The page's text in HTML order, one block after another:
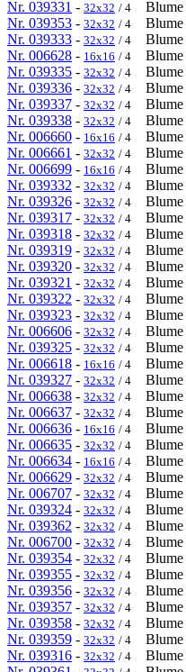
Nr. 039331 - 32x32 / 4 Blume
Nr. 039353 - 32x32 / 4 Blume
Nr. 039333 - 32x32 / 4 Blume
Nr. 006628 - 16x16 / 4 Blume
Nr. 039335 - 32x32 / 4 Blume
Nr. 039336 - 32x32 / 4 Blume
Nr. 039337 - 32x32 / 4 Blume
Nr. 039338 - 32x32 / 4 Blume
Nr. 006660 - 16x16 / 4 Blume
Nr. 006661 - 32x32 / 4 Blume
Nr. 006699 - 16x16 / 4 Blume
Nr. 039332 - 32x32 / 4 Blume
Nr. 039326 - 32x32 / 4 Blume
Nr. 039317 - 32x32 / 4 Blume
Nr. 039318 - 32x32 / 4 Blume
Nr. 039319 - 32x32 / 4 Blume
Nr. 039320 - 32x32 / 4 Blume
Nr. 039321 - 32x32 / 4 Blume
Nr. 039322 - 32x32 / 4 Blume
Nr. 039323 - 32x32 / 4 Blume
Nr. 006606 - 32x32 / 4 Blume
Nr. 039325 - 32x32 / 4 Blume
Nr. 006618 - 16x16 / 4 Blume
Nr. 039327 - 32x32 / 4 Blume
Nr. 006638 - 32x32 / 4 Blume
Nr. 006637 - 32x32 / 4 Blume
Nr. 006636 - 16x16 / 4 Blume
Nr. 006635 - 32x32 / 4 Blume
Nr. 006634 - 16x16 / 4 Blume
Nr. 006629 - 32x32 / 4 Blume
Nr. 006707 - 32x32 / 4 Blume
Nr. 039324 - 32x32 / 4 Blume
Nr. 039362 - 32x32 / 4 Blume
Nr. 006700 - 32x32 / 4 Blume
Nr. 039354 - 32x32 / 4 Blume
Nr. 039355 - 32x32 / 4 Blume
Nr. 039356 - 32x32 / 4 Blume
Nr. 039357 - 32x32 / 4 Blume
Nr. 039358 - 32x32 / 4 Blume
Nr. 039359 - 32x32 / 4 Blume
Nr. 039316 - 32x32 / 4 Blume